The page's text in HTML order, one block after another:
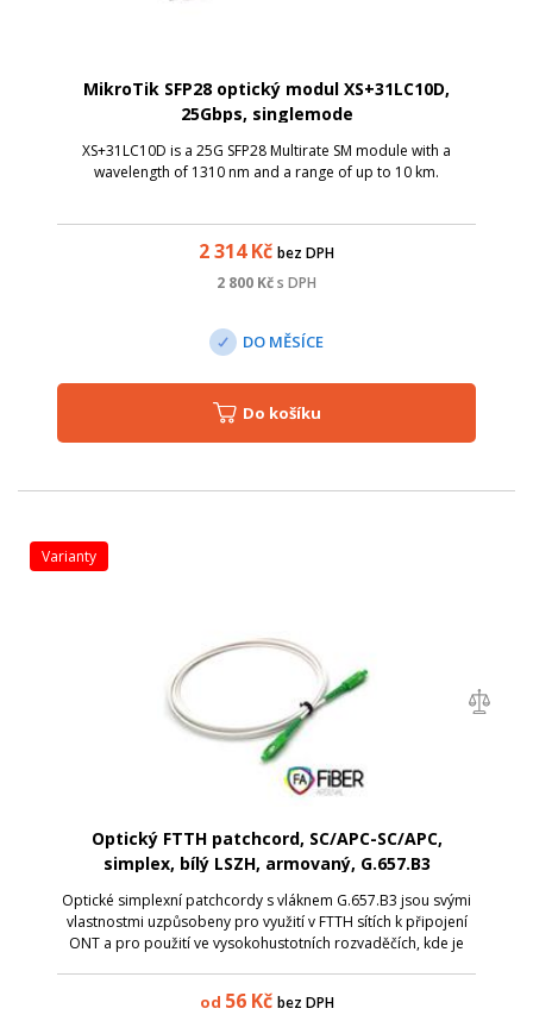
MikroTik SFP28 optický modul XS+31LC10D,
25Gbps, singlemode
XS+31LC10D is a 25G SFP28 Multirate SM module with a
wavelength of 1310 nm and a range of up to 10 km.
2 314Kč bez DPH
2 800 Kčs DPH
DO MĚSÍCE
Do košíku
Optický FTTH patchcord, SC/APC-SC/APC,
simplex, bílý LSZH, armovaný, G.657.B3
Optické simplexní patchcordy s vláknem G.657.B3 jsou svými
vlastnostmi uzpůsobeny pro využití v FTTH sítích k připojení
ONT a pro použití ve vysokohustotních rozvaděčích, kde je
od 56Kč bez DPH
varianty